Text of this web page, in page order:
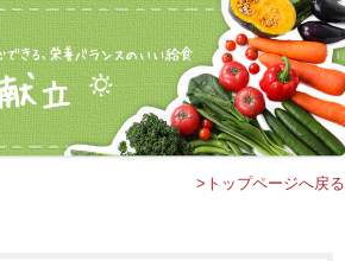
>トップページへ戻る